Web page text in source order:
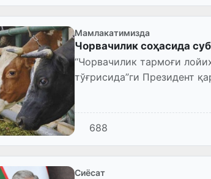
Мамлакатимизда
Чорвачилик соҳасида
“Чорвачилик тармоғи
тўғрисида”ги Президент
688
Сиёсат